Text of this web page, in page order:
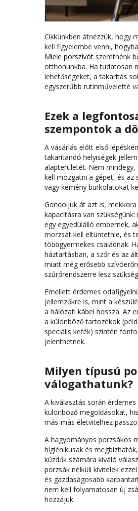
Cikkünkben átnézzük, hogy
kell figyelembe venni,
Miele porszívót szeretnénk
otthonunkba. Ha tudatosan
lehetőségeket, a takarítás
egyszerűbb rutinműveletté
Ezek a
szempontok a
A vásárlás előtt első
takarítandó helyiségek
alapterületét. Nem
kell mozgatni a gépet, és az
vagy kemény burkolatokat
Gondoljuk át azt is,
kapacitásra van
egy egyedülálló embernek,
morzsát kell eltüntetnie, és
többgyermekes családnak.
háztartásban, a szőr és az
miatt még erősebb
szűrőrendszerre lesz
Emellett érdemes
jellemzőkre is, mint a
a hálózati kábel hossza. Az
a különböző tartozékok
speciális kefék) szintén
jelenthetnek.
Milyen típusú
válogathatunk?
A kiválasztás során
különböző megoldásokat,
más-más életvitelhez
A hagyományos porzsákos
higiénikusak és
küzdők számára kiváló
porzsák nélküli kivitelek
és gazdaságosabb
nem kell folyamatosan új
hozzájuk.